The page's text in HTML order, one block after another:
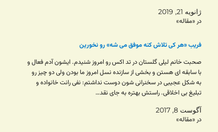
ژانویه 21, 2019
در «مقاله»
فریب «هر کی تلاش کنه موفق می شه» رو نخورین
صحبت خانم لیلی گلستان در تد اکس رو امروز شنیدم. ایشون آدم فعال و
با سابقه ای هستن و بخشی از سازنده نسل امروز ما بودن ولی دو چیز رو
به شکل عجیبی در سخنرانی شون دوست نداشتم: نفی رانت خانواده و
تبلیغ بی اخلاقی. راستش بهتره به جای نقد…
آگوست 8, 2017
در «مقاله»